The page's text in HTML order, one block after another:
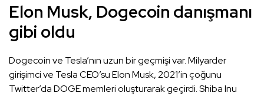
Elon Musk, Dogecoin danışmanı
gibi oldu
Dogecoin ve Tesla’nın uzun bir geçmişi var. Milyarder
girişimci ve Tesla CEO’su Elon Musk, 2021’in çoğunu
Twitter’da DOGE memleri oluşturarak geçirdi. Shiba Inu